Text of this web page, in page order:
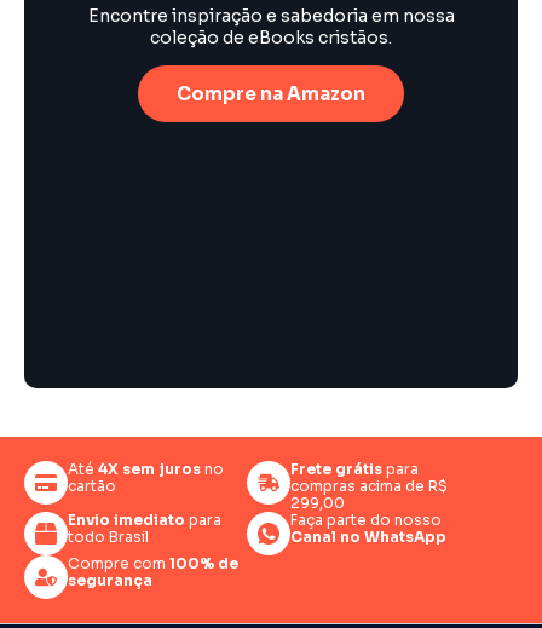
Encontre inspiração e sabedoria em nossa
coleção de eBooks cristãos.
Compre na Amazon
Até 4X sem juros no
cartão
Frete grátispara
compras acima de R$
299,00
Envio imediato para
todo Brasil
Faça parte do nosso
Canal no WhatsApp
Compre com 100% de
segurança